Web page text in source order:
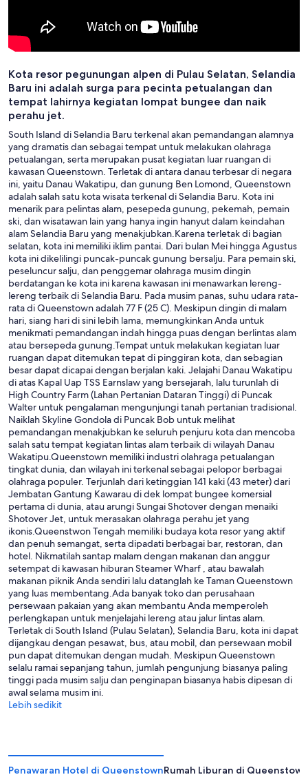
Kota resor pegunungan alpen di Pulau Selatan, Selandia
Baru ini adalah surga para pecinta petualangan dan
tempat lahirnya kegiatan lompat bungee dan naik
perahu jet.
South Island di Selandia Baru terkenal akan pemandangan alamnya
yang dramatis dan sebagai tempat untuk melakukan olahraga
petualangan, serta merupakan pusat kegiatan luar ruangan di
kawasan Queenstown. Terletak di antara danau terbesar di negara
ini, yaitu Danau Wakatipu, dan gunung Ben Lomond, Queenstown
adalah salah satu kota wisata terkenal di Selandia Baru. Kota ini
menarik para pelintas alam, pesepeda gunung, pekemah, pemain
ski, dan wisatawan lain yang hanya ingin hanyut dalam keindahan
alam Selandia Baru yang menakjubkan.Karena terletak di bagian
selatan, kota ini memiliki iklim pantai. Dari bulan Mei hingga Agustus
kota ini dikelilingi puncak-puncak gunung bersalju. Para pemain ski,
peseluncur salju, dan penggemar olahraga musim dingin
berdatangan ke kota ini karena kawasan ini menawarkan lereng-
lereng terbaik di Selandia Baru. Pada musim panas, suhu udara rata-
rata di Queenstown adalah 77 F (25 C). Meskipun dingin di malam
hari, siang hari di sini lebih lama, memungkinkan Anda untuk
menikmati pemandangan indah hingga puas dengan berlintas alam
atau bersepeda gunung.Tempat untuk melakukan kegiatan luar
ruangan dapat ditemukan tepat di pinggiran kota, dan sebagian
besar dapat dicapai dengan berjalan kaki. Jelajahi Danau Wakatipu
di atas Kapal Uap TSS Earnslaw yang bersejarah, lalu turunlah di
High Country Farm (Lahan Pertanian Dataran Tinggi) di Puncak
Walter untuk pengalaman mengunjungi tanah pertanian tradisional.
Naiklah Skyline Gondola di Puncak Bob untuk melihat
pemandangan menakjubkan ke seluruh penjuru kota dan mencoba
salah satu tempat kegiatan lintas alam terbaik di wilayah Danau
Wakatipu.Queenstown memiliki industri olahraga petualangan
tingkat dunia, dan wilayah ini terkenal sebagai pelopor berbagai
olahraga populer. Terjunlah dari ketinggian 141 kaki (43 meter) dari
Jembatan Gantung Kawarau di dek lompat bungee komersial
pertama di dunia, atau arungi Sungai Shotover dengan menaiki
Shotover Jet, untuk merasakan olahraga perahu jet yang
ikonis.Queenstwon Tengah memiliki budaya kota resor yang aktif
dan penuh semangat, serta dipadati berbagai bar, restoran, dan
hotel. Nikmatilah santap malam dengan makanan dan anggur
setempat di kawasan hiburan Steamer Wharf , atau bawalah
makanan piknik Anda sendiri lalu datanglah ke Taman Queenstown
yang luas membentang.Ada banyak toko dan perusahaan
persewaan pakaian yang akan membantu Anda memperoleh
perlengkapan untuk menjelajahi lereng atau jalur lintas alam.
Terletak di South Island (Pulau Selatan), Selandia Baru, kota ini dapat
dijangkau dengan pesawat, bus, atau mobil, dan persewaan mobil
pun dapat ditemukan dengan mudah. Meskipun Queenstown
selalu ramai sepanjang tahun, jumlah pengunjung biasanya paling
tinggi pada musim salju dan penginapan biasanya habis dipesan di
awal selama musim ini.
Lebih sedikit
Penawaran Hotel di QueenstownRumah Liburan di Queenstown